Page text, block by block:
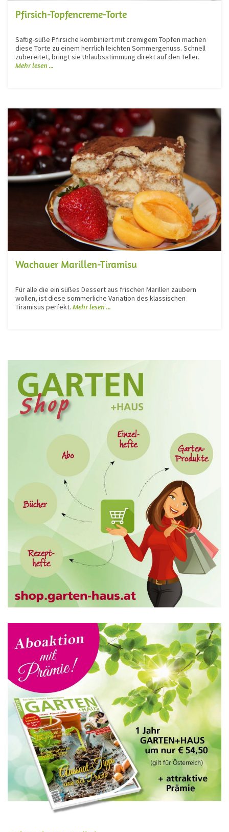
Pfirsich-Topfencreme-Torte
Saftig-süße Pfirsiche kombiniert mit cremigem Topfen machen
diese Torte zu einem herrlich leichten Sommergenuss. Schnell
zubereitet, bringt sie Urlaubsstimmung direkt auf den Teller.
Mehr lesen ...
Wachauer Marillen-Tiramisu
Für alle die ein süßes Dessert aus frischen Marillen zaubern
wollen, ist diese sommerliche Variation des klassischen
Tiramisus perfekt. Mehr lesen ...